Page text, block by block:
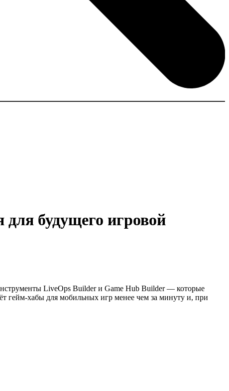
будущего игровой
LiveOps Builder и Game Hub Builder — которые
гейм-хабы для мобильных игр менее чем за минуту и, при